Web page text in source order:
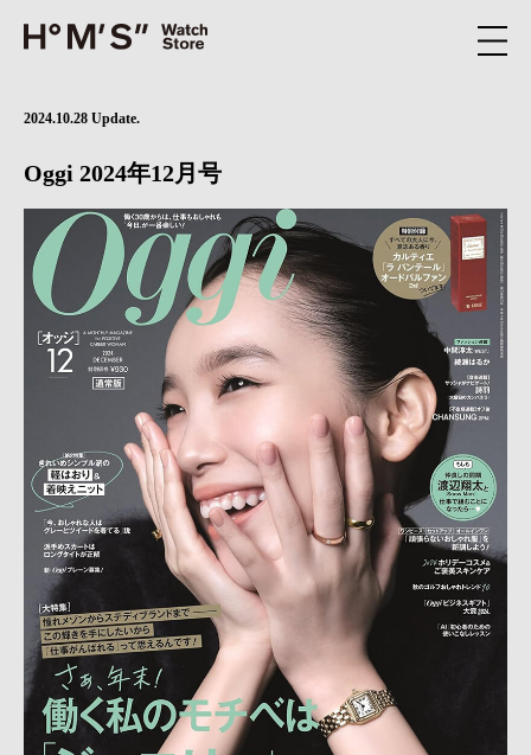
2024.10.28 Update.
Oggi 2024年12月号